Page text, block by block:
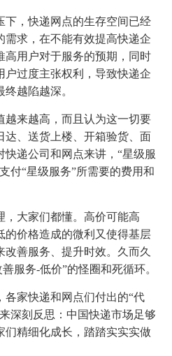
下，快递网点的生存空间已经
需求，在不能有效提高快递企
高用户对于服务的预期，同时
户过度主张权利，导致快递企
越陷越深。
越来越高，而且认为这一切要
达、送货上楼、开箱验货、面
递公司和网点来讲，“星级服
付“星级服务”所需要的费用和
，大家们都懂。高价可能高
的价格造成的微利又使得基层
善服务、提升时效。久而久
服务-低价”的怪圈和死循环。
各家快递和网点们付出的“代
深刻反思：中国快递市场足够
们精细化成长，踏踏实实实做